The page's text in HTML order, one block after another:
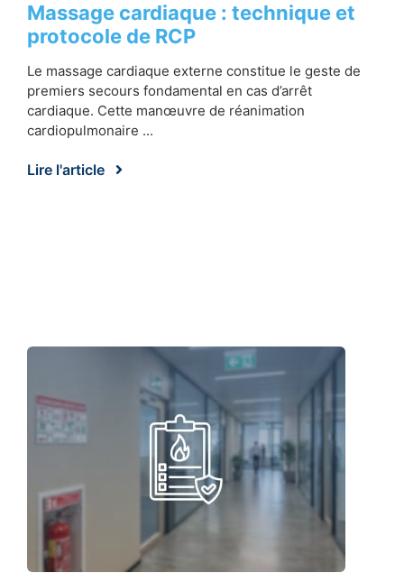
Massage cardiaque : technique et
protocole de RCP
Le massage cardiaque externe constitue le geste de
premiers secours fondamental en cas d’arrêt
cardiaque. Cette manœuvre de réanimation
cardiopulmonaire ...
Lire l'article